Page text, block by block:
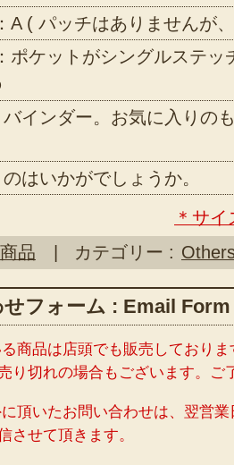
A ( パッチはありませんが
ポケットがシングルステッ
ンダー。お気に入りのも
いかがでしょうか。
＊サ
品
| カテゴリー :
せフォーム : Email Form
る商品は店頭でも販売しており
り切れの場合もございます。ご
に頂いたお問い合わせは、翌営
させて頂きます。